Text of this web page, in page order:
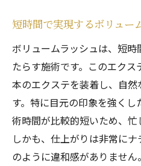
短時間で実現するボリュー
ボリュームラッシュは、短
たらす施術です。このエク
本のエクステを装着し、自
す。特に目元の印象を強く
術時間が比較的短いため、忙
しかも、仕上がりは非常に
のように違和感がありませ